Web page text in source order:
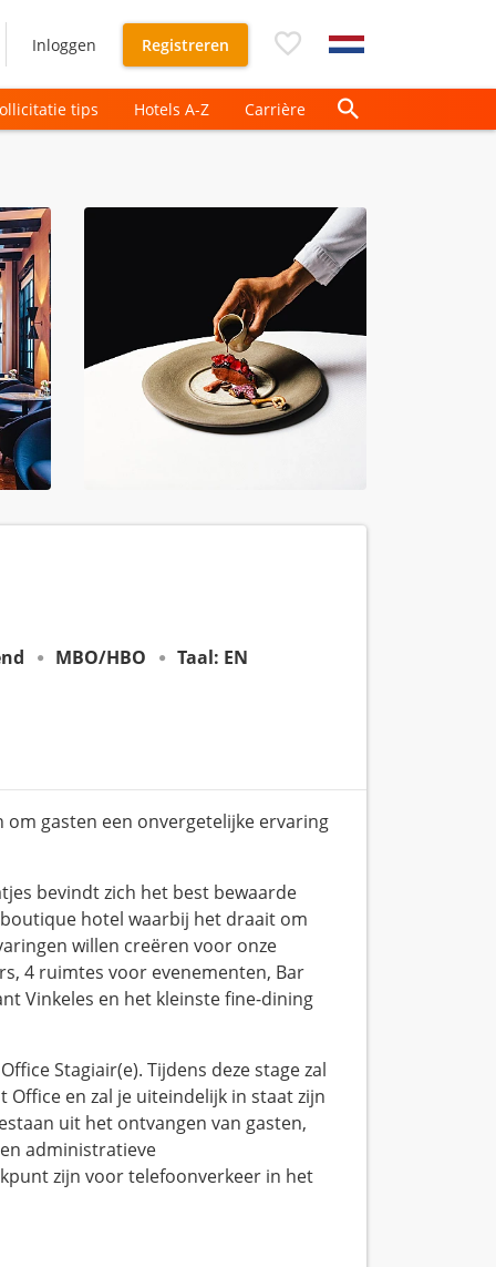
Inloggen Registreren
tips Hotels A-Z Carrière
MBO/HBO Taal: EN
gasten een onvergetelijke ervaring
bevindt zich het best bewaarde
hotel waarbij het draait om
willen creëren voor onze
4 ruimtes voor evenementen, Bar
Vinkeles en het kleinste fine-dining
Stagiair(e). Tijdens deze stage zal
Office en zal je uiteindelijk in staat zijn
uit het ontvangen van gasten,
administratieve
zijn voor telefoonverkeer in het